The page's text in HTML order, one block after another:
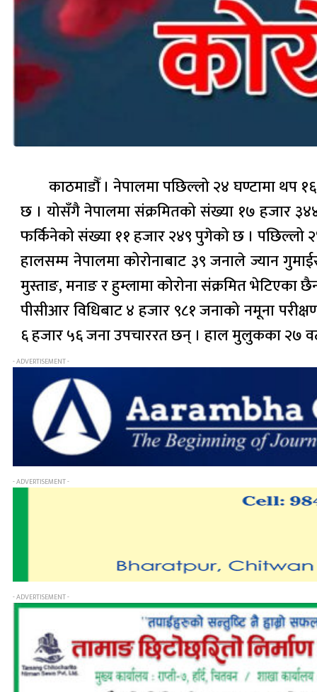
काठमाडौँ । नेपालमा पछिल्लो २४ घण्टामा थप
छ । योसँगै नेपालमा संक्रमितको संख्या १७ हजार
फर्किनेको संख्या ११ हजार २४९ पुगेको छ । पछिल्लो
हालसम्म नेपालमा कोरोनाबाट ३९ जनाले ज्यान
मुस्ताङ, मनाङ र हुम्लामा कोरोना संक्रमित
पीसीआर विधिबाट ४ हजार ९८१ जनाको नमूना
६ हजार ५६ जना उपचाररत छन् । हाल मुलुकका २७
- ADVERTISEMENT -
- ADVERTISEMENT -
- ADVERTISEMENT -